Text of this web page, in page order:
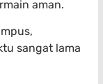
aman.
sangat lama